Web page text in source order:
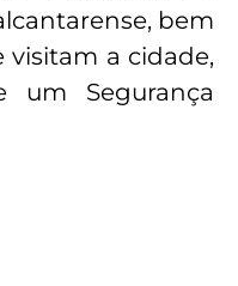
bem
visitam a cidade,
um Segurança